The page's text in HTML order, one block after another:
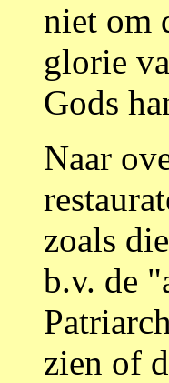
niet om
glorie
Gods
Naar
zoals
b.v. de
zien of